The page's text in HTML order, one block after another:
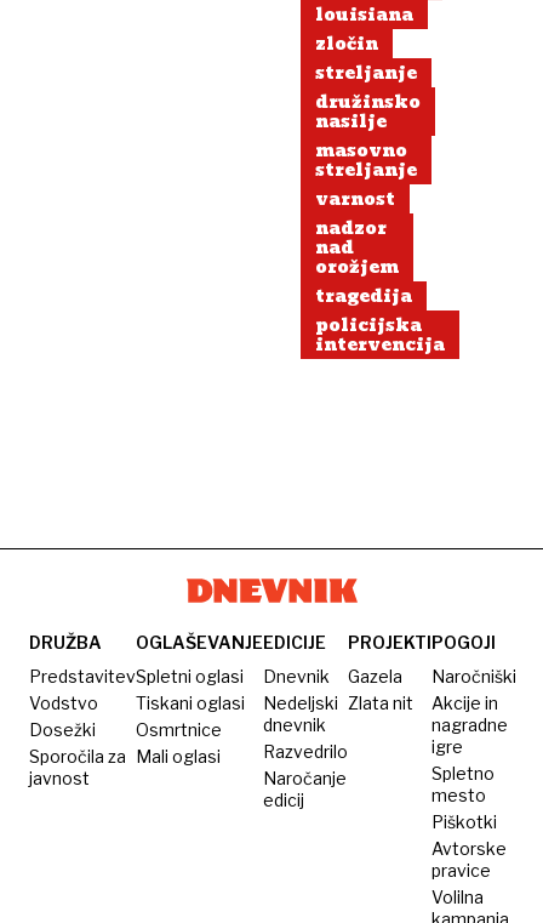
louisiana
zločin
streljanje
družinsko
nasilje
masovno
streljanje
varnost
nadzor
nad
orožjem
tragedija
policijska
intervencija
DRUŽBA
Predstavitev
Vodstvo
Dosežki
Sporočila za
javnost
OGLAŠEVANJE
Spletni oglasi
Tiskani oglasi
Osmrtnice
Mali oglasi
EDICIJE
Dnevnik
Nedeljski
dnevnik
Razvedrilo
Naročanje
edicij
PROJEKTI
Gazela
Zlata nit
POGOJI
Naročniški
Akcije in
nagradne
igre
Spletno
mesto
Piškotki
Avtorske
pravice
Volilna
kampanja